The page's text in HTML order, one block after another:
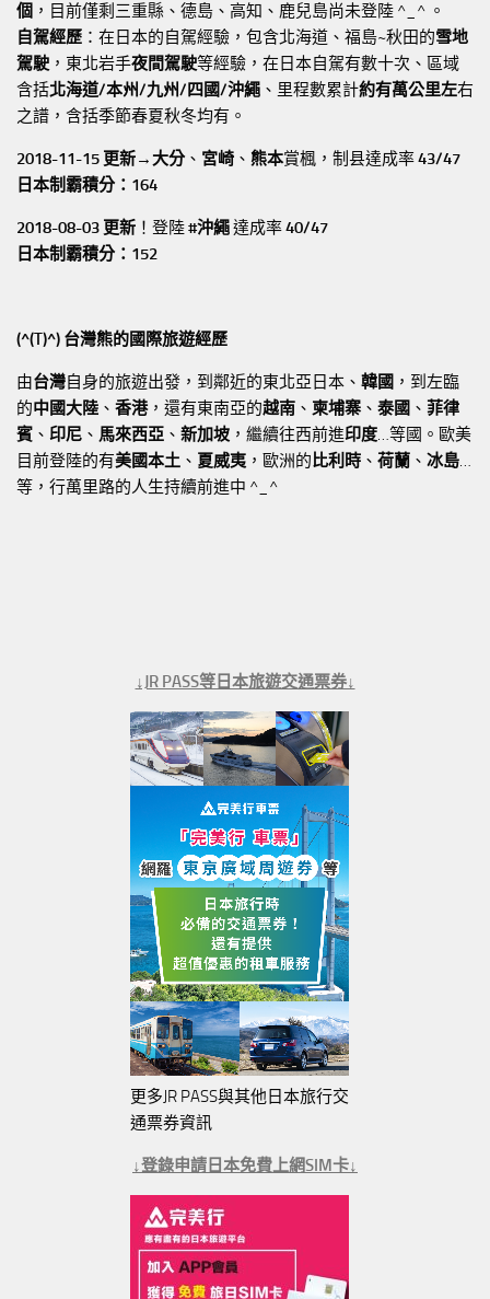
個 ，目前僅剩三重縣、德島、高知、鹿兒島尚未登陸 ^_^ 。
自駕經歷 ：在日本的自駕經驗，包含北海道、福島~秋田的雪地
駕駛 ，東北岩手夜間駕駛等經驗，在日本自駕有數十次、區域
含括北海道/本州/九州/四國/沖繩 、里程數累計約有萬公里左右
之譜，含括季節春夏秋冬均有。
2018-11-15 更新→ 大分、 宮崎 、 熊本賞楓，制县達成率43/47
日本制霸積分：164
2018-08-03 更新 ！登陸#沖繩達成率40/47
日本制霸積分：152
(^(T)^) 台灣熊的國際旅遊經歷
由台灣自身的旅遊出發，到鄰近的東北亞日本、 韓國 ，到左臨
的中國大陸 、 香港，還有東南亞的越南 、 柬埔寨 、 泰國 、 菲律
賓 、 印尼 、 馬來西亞 、 新加坡 ，繼續往西前進印度…等國。歐美
目前登陸的有美國本土 、 夏威夷 ，歐洲的比利時 、 荷蘭 、 冰島…
等，行萬里路的人生持續前進中 ^_^
↓JR PASS等日本旅遊交通票券↓
更多JR PASS與其他日本旅行交
通票券資訊
↓登錄申請日本免費上網SIM卡↓